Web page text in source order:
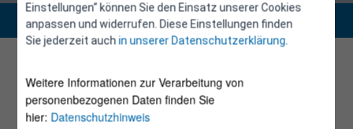
Einstellungen“ können Sie den Einsatz unserer Cookies
anpassen und widerrufen. Diese Einstellungen finden
Sie jederzeit auchin unserer Datenschutzerklärung.
Weitere Informationen zur Verarbeitung von
personenbezogenen Daten finden Sie
hier: Datenschutzhinweis
Copyright 2026 © E-Control